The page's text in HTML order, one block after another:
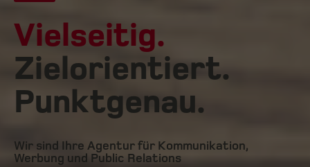
Vielseitig.
Zielorientiert.
Punktgenau.
Wir sind Ihre Agentur für Kommunikation,
Werbung und Public Relations